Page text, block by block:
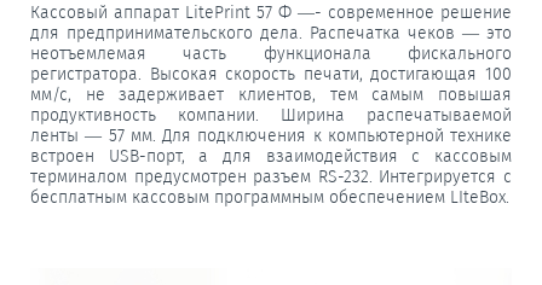
Кассовый аппарат LitePrint 57 Ф —- современное решение
для предпринимательского дела. Распечатка чеков — это
неотъемлемая часть функционала фискального
регистратора. Высокая скорость печати, достигающая 100
мм/с, не задерживает клиентов, тем самым повышая
продуктивность компании. Ширина распечатываемой
ленты — 57 мм. Для подключения к компьютерной технике
встроен USB-порт, а для взаимодействия с кассовым
терминалом предусмотрен разъем RS­-232. Интегрируется с
бесплатным кассовым программным обеспечением LIteBox.